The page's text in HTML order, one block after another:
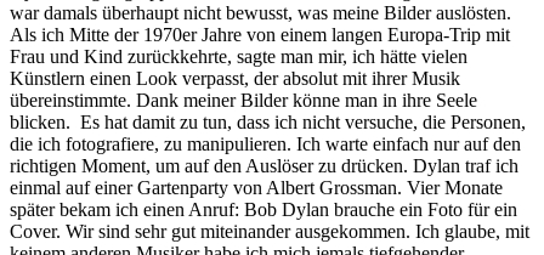
war damals überhaupt nicht bewusst, was meine Bilder auslösten.
Als ich Mitte der 1970er Jahre von einem langen Europa-Trip mit
Frau und Kind zurückkehrte, sagte man mir, ich hätte vielen
Künstlern einen Look verpasst, der absolut mit ihrer Musik
übereinstimmte. Dank meiner Bilder könne man in ihre Seele
blicken. Es hat damit zu tun, dass ich nicht versuche, die Personen,
die ich fotografiere, zu manipulieren. Ich warte einfach nur auf den
richtigen Moment, um auf den Auslöser zu drücken. Dylan traf ich
einmal auf einer Gartenparty von Albert Grossman. Vier Monate
später bekam ich einen Anruf: Bob Dylan brauche ein Foto für ein
Cover. Wir sind sehr gut miteinander ausgekommen. Ich glaube, mit